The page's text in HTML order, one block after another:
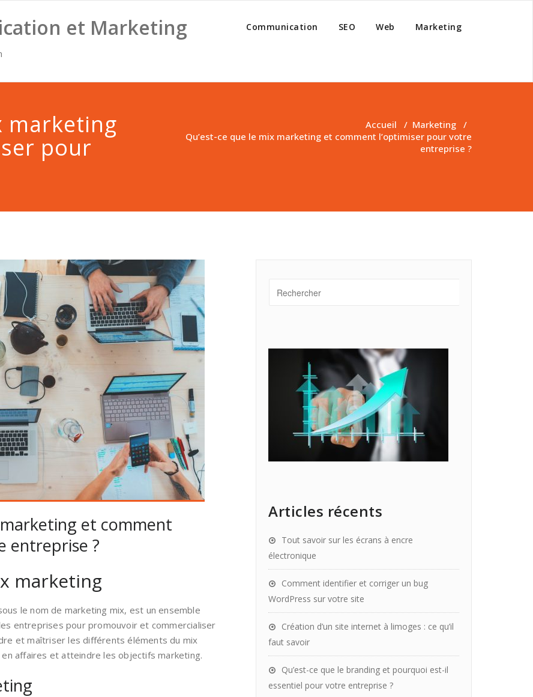
et Marketing Communication SEO Web Marketing
marketing
pour
Accueil / Marketing /
Qu’est-ce que le mix marketing et comment l’optimiser pour votre
entreprise ?
et comment
entreprise ?
marketing
le nom de marketing mix, est un ensemble
entreprises pour promouvoir et commercialiser
et maîtriser les différents éléments du mix
affaires et atteindre les objectifs marketing.
Articles récents
Tout savoir sur les écrans à encre
électronique
Comment identifier et corriger un bug
WordPress sur votre site
Création d’un site internet à limoges : ce qu’il
faut savoir
Qu’est-ce que le branding et pourquoi est-il
essentiel pour votre entreprise ?